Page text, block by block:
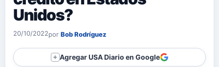
Unidos?
20/10/2022por Bob Rodríguez
＋ Agregar USA Diario en Google